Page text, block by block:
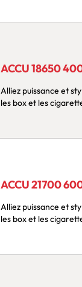
ACCU 18650
Alliez puissance et style avec
les box et les
ACCU 21700
Alliez puissance et style avec
les box et les